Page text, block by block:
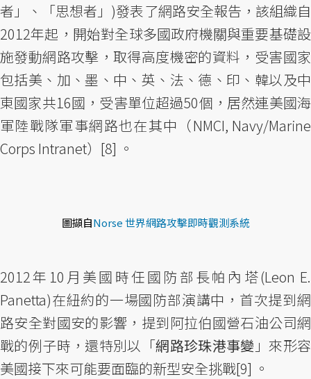
者」、「思想者」)發表了網路安全報告，該組織自
2012年起，開始對全球多國政府機關與重要基礎設
施發動網路攻擊，取得高度機密的資料，受害國家
包括美、加、墨、中、英、法、德、印、韓以及中
東國家共16國，受害單位超過50個，居然連美國海
軍陸戰隊軍事網路也在其中（NMCI, Navy/Marine
Corps Intranet）[8] 。
圖擷自Norse 世界網路攻擊即時觀測系統
2012年10月美國時任國防部長帕內塔(Leon E.
Panetta)在紐約的一場國防部演講中，首次提到網
路安全對國安的影響，提到阿拉伯國營石油公司網
戰的例子時，還特別以「網路珍珠港事變 」來形容
美國接下來可能要面臨的新型安全挑戰[9] 。